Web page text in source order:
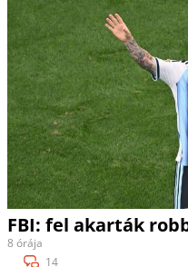
FBI: fel akarták
8 órája
14